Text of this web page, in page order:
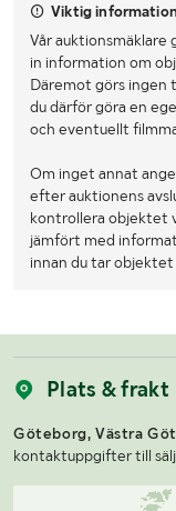
Viktig information
Vår auktionsmäklare
in information om
Däremot görs ingen
du därför göra en
och eventuellt
Om inget annat
efter auktionens
kontrollera objektet
jämfört med
innan du tar objektet
Plats & frakt
Göteborg, Västra
kontaktuppgifter till